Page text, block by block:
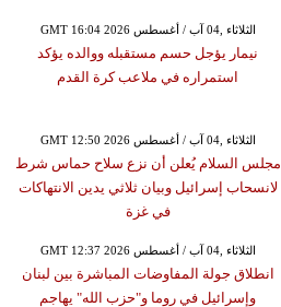
GMT 16:04 2026 الثلاثاء ,04 آب / أغسطس
نيمار يؤجل حسم مستقبله ووالده يؤكد
استمراره في ملاعب كرة القدم
GMT 12:50 2026 الثلاثاء ,04 آب / أغسطس
مجلس السلام يُعلن أن نزع سلاح حماس شرط
لانسحاب إسرائيل وبيان ثلاثي يدين الانتهاكات
في غزة
GMT 12:37 2026 الثلاثاء ,04 آب / أغسطس
انطلاق جولة المفاوضات المباشرة بين لبنان
وإسرائيل في روما و"حزب الله" يهاجم